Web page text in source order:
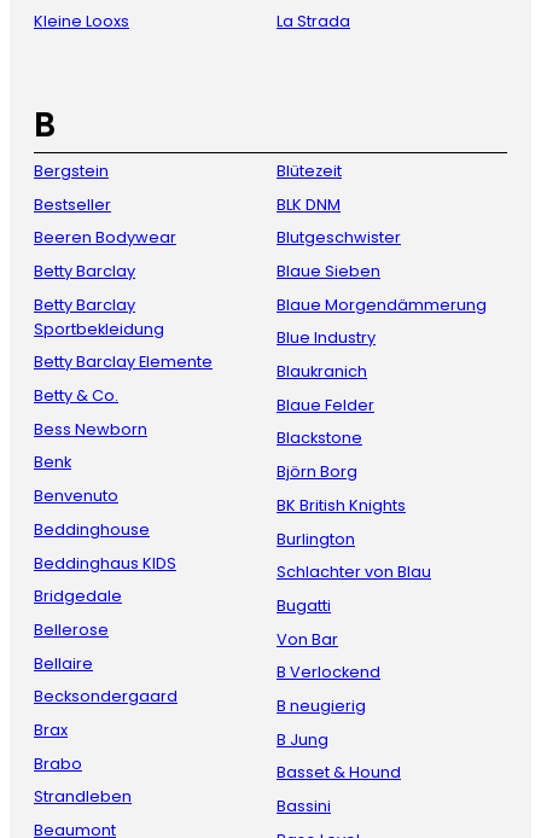
Kleine Looxs
La Strada
B
Bergstein
Bestseller
Beeren Bodywear
Betty Barclay
Betty Barclay
Sportbekleidung
Betty Barclay Elemente
Betty & Co.
Bess Newborn
Benk
Benvenuto
Beddinghouse
Beddinghaus KIDS
Bridgedale
Bellerose
Bellaire
Becksondergaard
Brax
Brabo
Strandleben
Beaumont
Blütezeit
BLK DNM
Blutgeschwister
Blaue Sieben
Blaue Morgendämmerung
Blue Industry
Blaukranich
Blaue Felder
Blackstone
Björn Borg
BK British Knights
Burlington
Schlachter von Blau
Bugatti
Von Bar
B Verlockend
B neugierig
B Jung
Basset & Hound
Bassini